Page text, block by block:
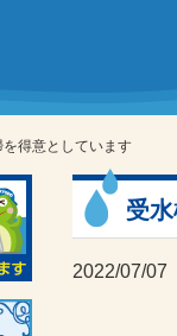
を得意としています
受
2022/07/07